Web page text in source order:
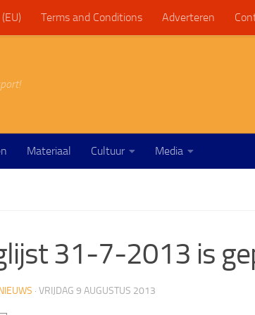
Terms and Conditions Adverteren
Materiaal Cultuur Media
31-7-2013 is
· VRIJDAG 9 AUGUSTUS 2013